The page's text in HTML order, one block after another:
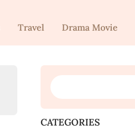
Travel Drama Movie
SEARCH
CATEGORIES